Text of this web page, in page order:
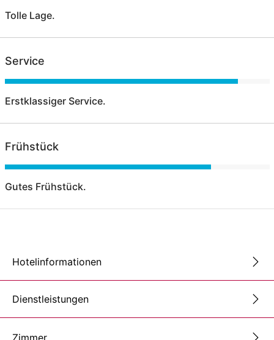
Tolle Lage.
Service
Erstklassiger Service.
Frühstück
Gutes Frühstück.
Hotelinformationen
Dienstleistungen